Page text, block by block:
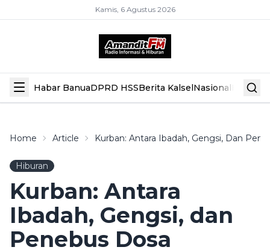
Kamis, 6 Agustus 2026
Habar BanuaDPRD HSSBerita KalselNasional Hiburan
Home Article Kurban: Antara Ibadah, Gengsi, Dan
Hiburan
Kurban: Antara
Ibadah, Gengsi, dan
Penebus Dosa